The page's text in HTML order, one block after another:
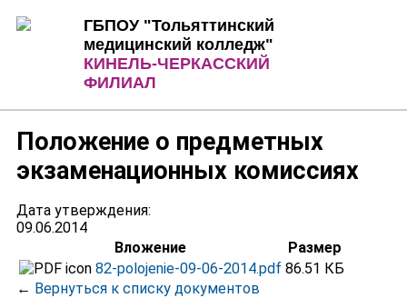
ГБПОУ "Тольяттинский
медицинский колледж"
КИНЕЛЬ-ЧЕРКАССКИЙ
ФИЛИАЛ
Положение о предметных
экзаменационных комиссиях
Дата утверждения:
09.06.2014
Вложение
Размер
82-polojenie-09-06-2014.pdf 86.51 КБ
← Вернуться к списку документов